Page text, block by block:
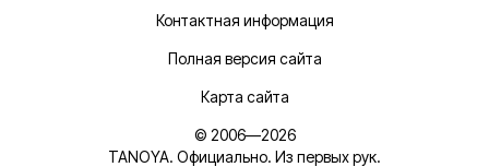
Контактная информация
Полная версия сайта
Карта сайта
© 2006—2026
TANOYA. Официально. Из первых рук.